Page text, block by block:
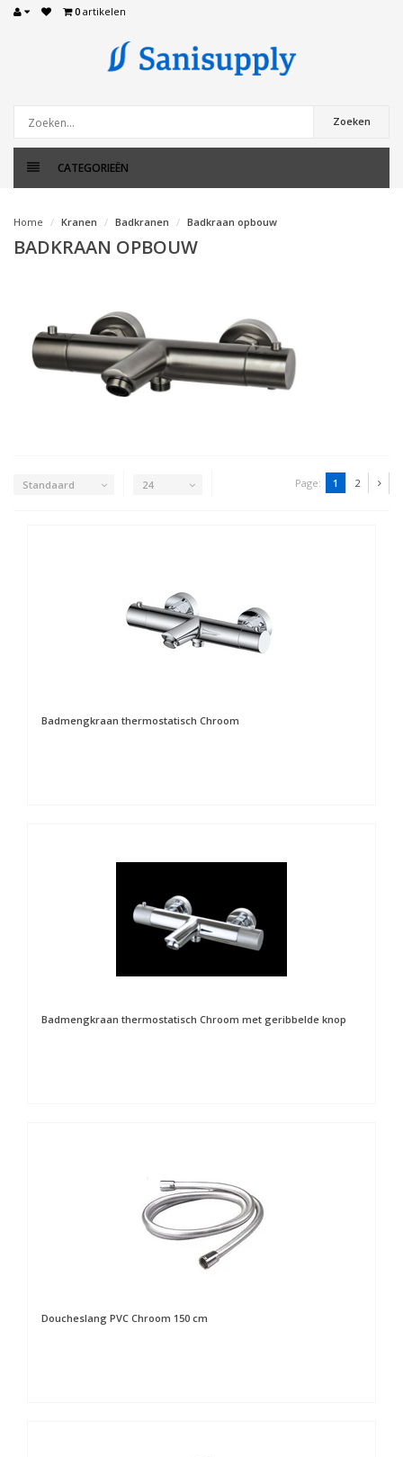
0 artikelen
Zoeken
CATEGORIEËN
Home Kranen Badkranen Badkraan opbouw
BADKRAAN OPBOUW
Standaard 24 Page: 1 2
Badmengkraan thermostatisch Chroom
Badmengkraan thermostatisch Chroom met geribbelde knop
Doucheslang PVC Chroom 150 cm